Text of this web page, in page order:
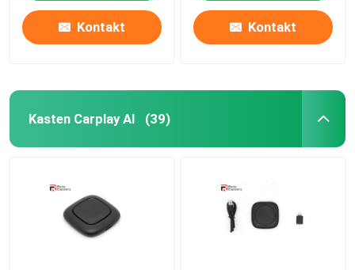
Kontakt Kontakt
Kasten Carplay AI (39)